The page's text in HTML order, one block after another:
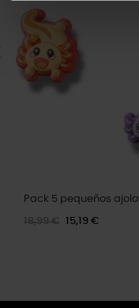
Pack 5 pequeños
18,99 € 15,19 €